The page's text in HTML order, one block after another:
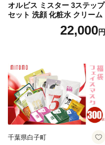
オルビス ミスター 3ステップ
セット 洗顔 化粧水 クリーム
22,000円
千葉県白子町